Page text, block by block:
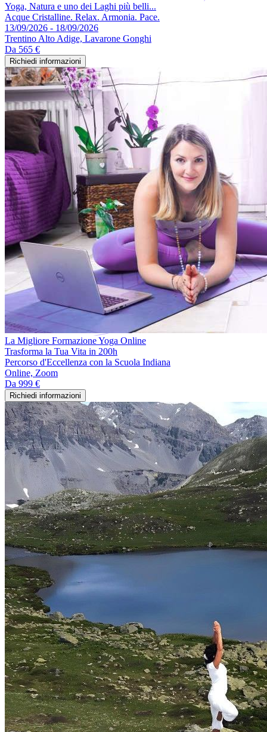
Yoga, Natura e uno dei Laghi più belli...
Acque Cristalline. Relax. Armonia. Pace.
13/09/2026 - 18/09/2026
Trentino Alto Adige, Lavarone Gonghi
Da 565 €
Richiedi informazioni
La Migliore Formazione Yoga Online
Trasforma la Tua Vita in 200h
Percorso d'Eccellenza con la Scuola Indiana
Online, Zoom
Da 999 €
Richiedi informazioni